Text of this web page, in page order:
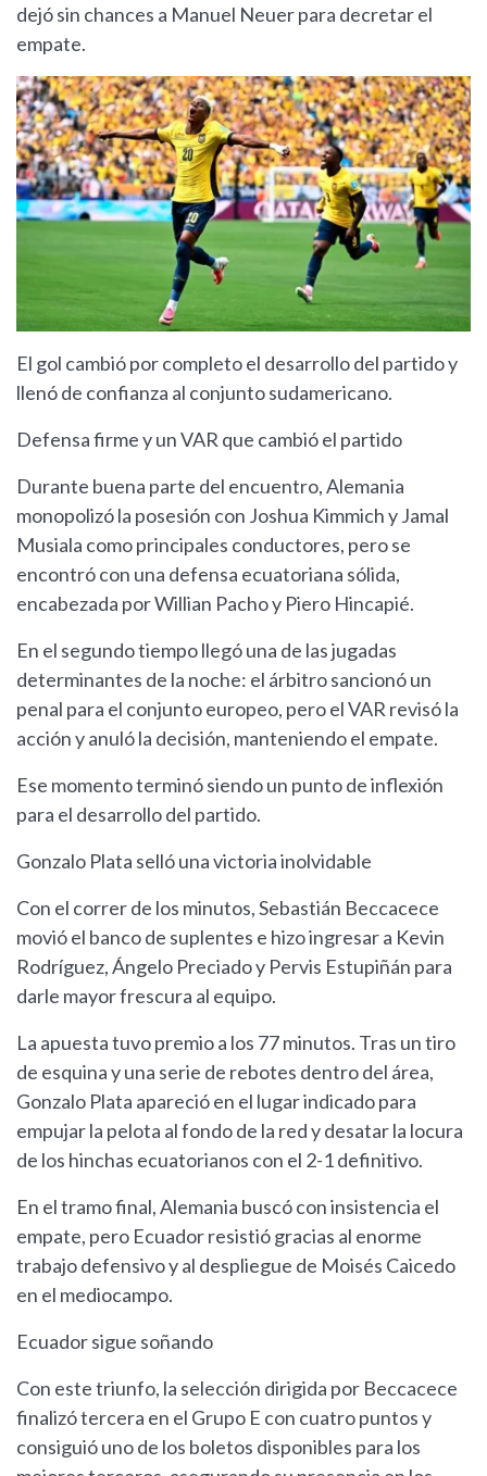
dejó sin chances a Manuel Neuer para decretar el
empate.
El gol cambió por completo el desarrollo del partido y
llenó de confianza al conjunto sudamericano.
Defensa firme y un VAR que cambió el partido
Durante buena parte del encuentro, Alemania
monopolizó la posesión con Joshua Kimmich y Jamal
Musiala como principales conductores, pero se
encontró con una defensa ecuatoriana sólida,
encabezada por Willian Pacho y Piero Hincapié.
En el segundo tiempo llegó una de las jugadas
determinantes de la noche: el árbitro sancionó un
penal para el conjunto europeo, pero el VAR revisó la
acción y anuló la decisión, manteniendo el empate.
Ese momento terminó siendo un punto de inflexión
para el desarrollo del partido.
Gonzalo Plata selló una victoria inolvidable
Con el correr de los minutos, Sebastián Beccacece
movió el banco de suplentes e hizo ingresar a Kevin
Rodríguez, Ángelo Preciado y Pervis Estupiñán para
darle mayor frescura al equipo.
La apuesta tuvo premio a los 77 minutos. Tras un tiro
de esquina y una serie de rebotes dentro del área,
Gonzalo Plata apareció en el lugar indicado para
empujar la pelota al fondo de la red y desatar la locura
de los hinchas ecuatorianos con el 2-1 definitivo.
En el tramo final, Alemania buscó con insistencia el
empate, pero Ecuador resistió gracias al enorme
trabajo defensivo y al despliegue de Moisés Caicedo
en el mediocampo.
Ecuador sigue soñando
Con este triunfo, la selección dirigida por Beccacece
finalizó tercera en el Grupo E con cuatro puntos y
consiguió uno de los boletos disponibles para los